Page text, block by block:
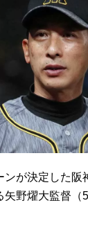
が決定した阪
矢野燿大監督（